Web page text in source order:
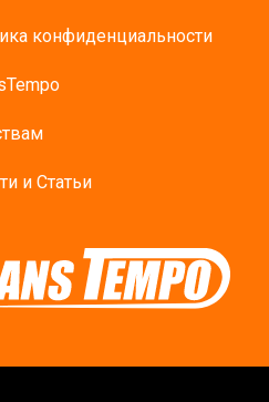
конфиденциальности
и Статьи